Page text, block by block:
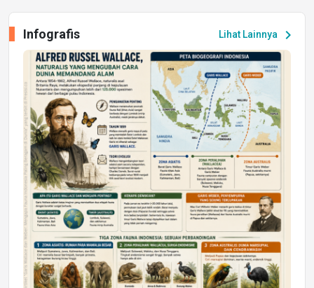
Peluang Kerja dan Magang
Jumat, 17 Jul 2026 22:30
DAERAH
Astra Motor Kalimantan Timur 2 Dukung
Mahasiswa Samarinda dalam Astra
Honda SDGs Future Leaders 2026
Jumat, 10 Jul 2026 19:01
Lihat Lainnya chevron_right
Infografis